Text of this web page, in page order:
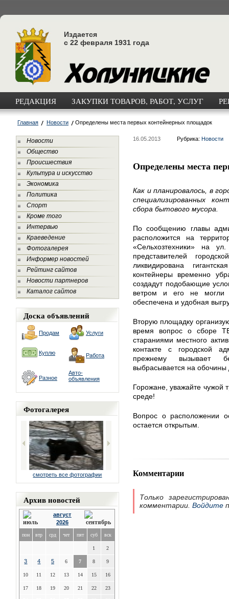
Издается
с 22 февраля 1931 года
РЕДАКЦИЯ ЗАКУПКИ ТОВАРОВ, РАБОТ, УСЛУГ
Главная Новости Определены места первых контейнерных площадок
Новости
Общество
Происшествия
Культура и искусство
Экономика
Политика
Спорт
Кроме того
Интервью
Краеведение
Фотогалерея
Информер новостей
Рейтинг сайтов
Новости партнеров
Каталог сайтов
Доска объявлений
Продам Услуги
Куплю Работа
Разное
Авто-
объявления
Фотогалерея
смотреть все фотографии
Архив новостей
август
2026
пон втр срд чет пят суб вск
1 2
3 4 5 6 7 8 9
10 11 12 13 14 15 16
17 18 19 20 21 22 23
16.05.2013 Рубрика: Новости
Определены места
Как и планировалось, в
специализированных
сбора бытового мусора.
По сообщению главы
расположится на
«Сельхозтехники» на
представителей
ликвидирована
контейнеры временно
создадут подобающие
ветром и его не могли
обеспечена и удобная
Вторую площадку
время вопрос о сборе
стараниями местного
контакте с городской
прежнему вызывает
выбрасывается на
Горожане, уважайте чужой
среде!
Вопрос о расположении
остается открытым.
Комментарии
Только
комментарии. Войдите